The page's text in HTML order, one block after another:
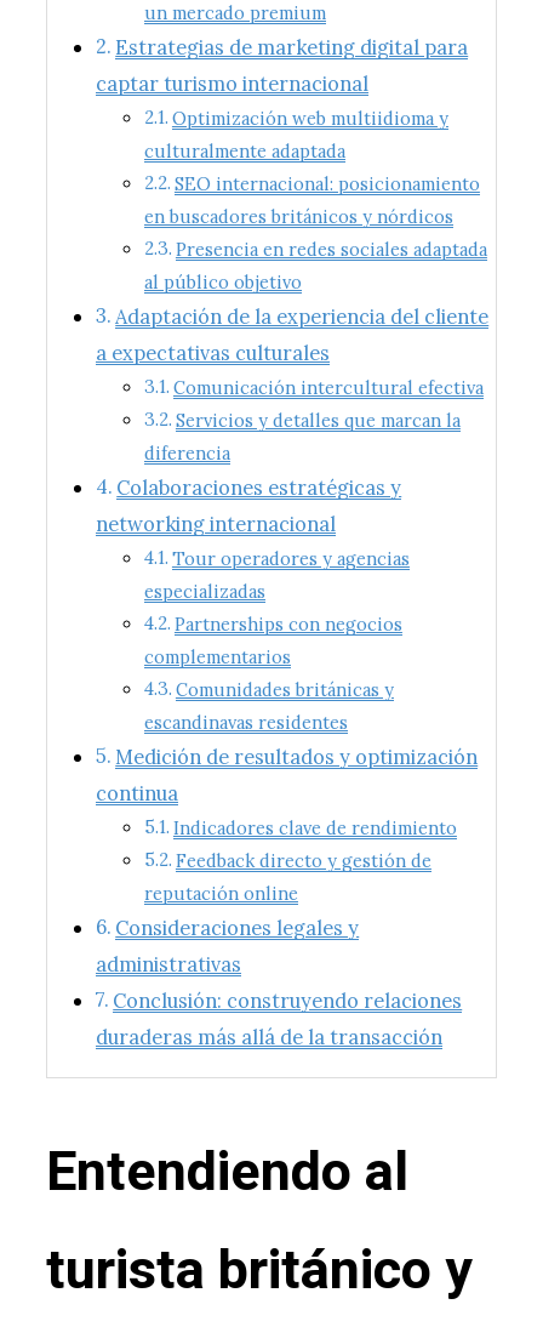
un mercado premium
Estrategias de marketing digital para
captar turismo internacional
Optimización web multiidioma y
culturalmente adaptada
SEO internacional: posicionamiento
en buscadores británicos y nórdicos
Presencia en redes sociales adaptada
al público objetivo
Adaptación de la experiencia del cliente
a expectativas culturales
Comunicación intercultural efectiva
Servicios y detalles que marcan la
diferencia
Colaboraciones estratégicas y
networking internacional
Tour operadores y agencias
especializadas
Partnerships con negocios
complementarios
Comunidades británicas y
escandinavas residentes
Medición de resultados y optimización
continua
Indicadores clave de rendimiento
Feedback directo y gestión de
reputación online
Consideraciones legales y
administrativas
Conclusión: construyendo relaciones
duraderas más allá de la transacción
Entendiendo al
turista británico y